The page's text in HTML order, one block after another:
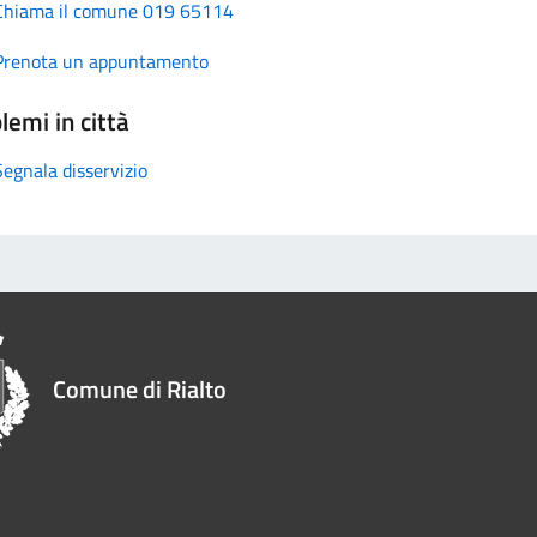
il comune 019 65114
un appuntamento
in città
disservizio
Comune di Rialto